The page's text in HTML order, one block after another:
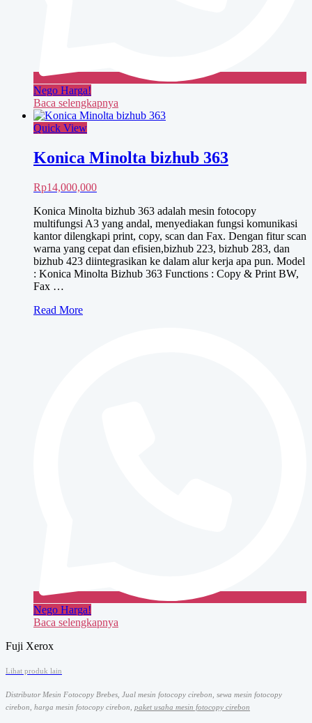
Nego Harga!
Baca selengkapnya
Quick View
Konica Minolta bizhub 363
Rp14,000,000
Konica Minolta bizhub 363 adalah mesin fotocopy
multifungsi A3 yang andal, menyediakan fungsi komunikasi
kantor dilengkapi print, copy, scan dan Fax. Dengan fitur scan
warna yang cepat dan efisien,bizhub 223, bizhub 283, dan
bizhub 423 diintegrasikan ke dalam alur kerja apa pun. Model
: Konica Minolta Bizhub 363 Functions : Copy & Print BW,
Fax …
Konica
Read More
Nego Harga!
Baca selengkapnya
Fuji Xerox
Lihat produk lain
Distributor Mesin Fotocopy Brebes, Jual mesin fotocopy cirebon, sewa mesin fotocopy
cirebon, harga mesin fotocopy cirebon, paket usaha mesin fotocopy cirebon